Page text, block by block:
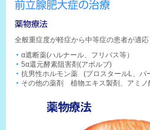
前立腺肥大症の治療
薬物療法
全般重症度が軽症から中等症の患者が適応
α遮断薬(ハルナール、フリバス等）
5α還元酵素阻害剤(アボルブ)
抗男性ホルモン薬 (プロスタールL、パ
その他の薬剤 植物エキス製剤、アミノ